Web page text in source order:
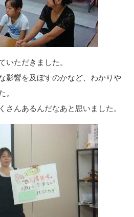
いただきました。
影響を及ぼすのかなど、わかりや
。
さんあるんだなあと思いました。